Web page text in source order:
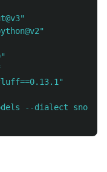
--dialect